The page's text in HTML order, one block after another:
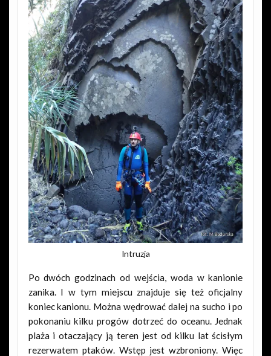
Intruzja
Po dwóch godzinach od wejścia, woda w kanionie
zanika. I w tym miejscu znajduje się też oficjalny
koniec kanionu. Można wędrować dalej na sucho i po
pokonaniu kilku progów dotrzeć do oceanu. Jednak
plaża i otaczający ją teren jest od kilku lat ścisłym
rezerwatem ptaków. Wstęp jest wzbroniony. Więc